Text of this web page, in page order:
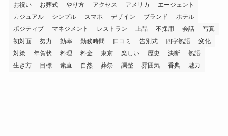
お祝い お葬式 やり方 アクセス アメリカ
エージェント
カジュアル
シンプル スマホ デザイン ブランド
ホテル
ポジティブ
マネジメント レストラン 上品 不採用 会話
写真
初対面
努力 効率 勤務時間 口コミ 告別式 四字熟語
変化
対策
年賀状 料理 料金 東京 楽しい 歴史 決断
熟語
生き方
目標 素直 自然 葬祭 調整 雰囲気 香典 魅力